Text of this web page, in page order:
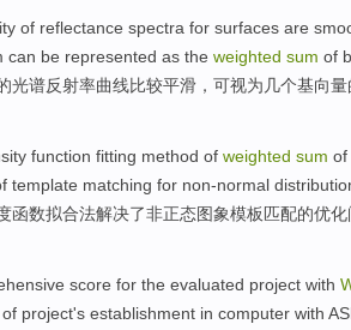
of reflectance spectra for surfaces are
can be represented as the weighted sum of
光谱反射率曲线比较平滑， 可视为几个基向量
function fitting method of weighted sum of
template matching for non-normal
函数拟合法解决了非正态图象模板 匹配的优化
score for the evaluated project with
of project's establishment in computer with